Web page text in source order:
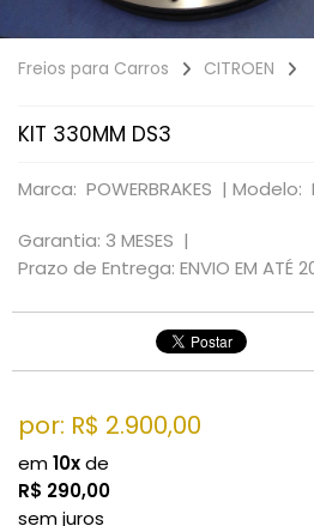
Freios para Carros CITROEN
KIT 330MM DS3
Marca: POWERBRAKES | Modelo:
Garantia: 3 MESES |
Prazo de Entrega: ENVIO EM ATÉ
por: R$ 2.900,00
em10xde
R$ 290,00
sem juros